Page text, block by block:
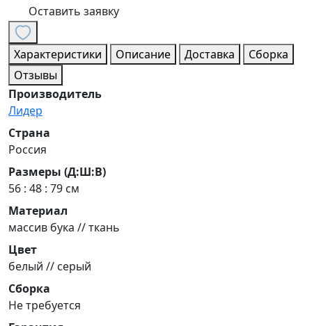
Оставить заявку
Характеристики Описание Доставка
Сборка
Отзывы
Производитель
Лидер
Страна
Россия
Размеры (Д:Ш:В)
56 : 48 : 79 см
Материал
массив бука // ткань
Цвет
белый // серый
Сборка
Не требуется